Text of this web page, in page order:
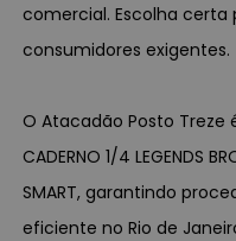
comercial. Escolha certa
consumidores exigentes.
O Atacadão Posto Treze
CADERNO 1/4 LEGENDS
SMART, garantindo
eficiente no Rio de